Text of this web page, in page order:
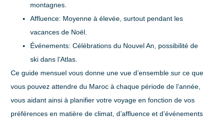
montagnes.
Affluence: Moyenne à élevée, surtout pendant les
vacances de Noël.
Événements: Célébrations du Nouvel An, possibilité de
ski dans l’Atlas.
Ce guide mensuel vous donne une vue d’ensemble sur ce que
vous pouvez attendre du Maroc à chaque période de l’année,
vous aidant ainsi à planifier votre voyage en fonction de vos
préférences en matière de climat, d’affluence et d’événements